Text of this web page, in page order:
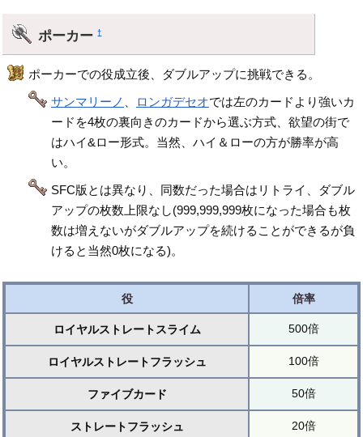
ポーカー†
ポーカーでの役成立後、ダブルアップに挑戦できる。
サンマリーノ
ロンガデセオでは左のカードより強いカ
ードを4枚の裏向きのカードから選ぶ方式、欲望の街で
はハイ&ロー形式。当然、ハイ＆ローの方が勝率が高
い。
SFC版とは異なり、同数だった場合はリトライ、ダブル
アップの枚数上限なし(999,999,999枚になった場合も枚
数は増えないがダブルアップを続けることができるが負
けると当然0枚になる)。
役 倍率
ロイヤルストレートスライム 500倍
ロイヤルストレートフラッシュ 100倍
ファイブカード 50倍
ストレートフラッシュ 20倍